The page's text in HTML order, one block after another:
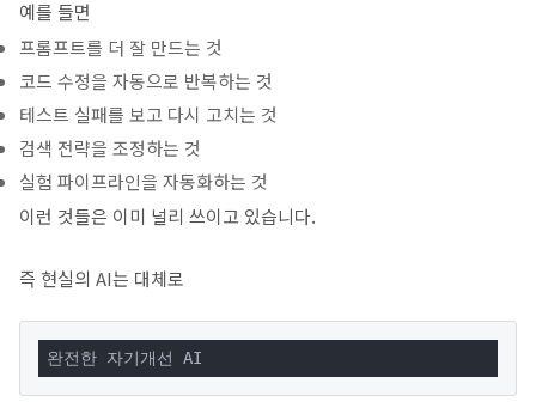
예를 들면
프롬프트를 더 잘 만드는 것
코드 수정을 자동으로 반복하는 것
테스트 실패를 보고 다시 고치는 것
검색 전략을 조정하는 것
실험 파이프라인을 자동화하는 것
이런 것들은 이미 널리 쓰이고 있습니다.
즉 현실의 AI는 대체로
완전한 자기개선 AI